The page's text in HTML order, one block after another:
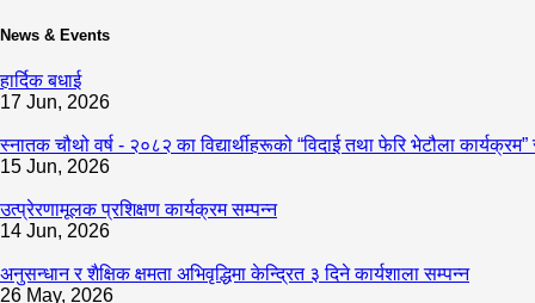
News & Events
हार्दिक बधाई
17 Jun, 2026
स्नातक चौथो वर्ष - २०८२ का विद्यार्थीहरूको “विदाई तथा फेरि भेटौला कार्यक्रम”
15 Jun, 2026
उत्प्रेरणामूलक प्रशिक्षण कार्यक्रम सम्पन्न
14 Jun, 2026
अनुसन्धान र शैक्षिक क्षमता अभिवृद्धिमा केन्द्रित ३ दिने कार्यशाला सम्पन्न
26 May, 2026